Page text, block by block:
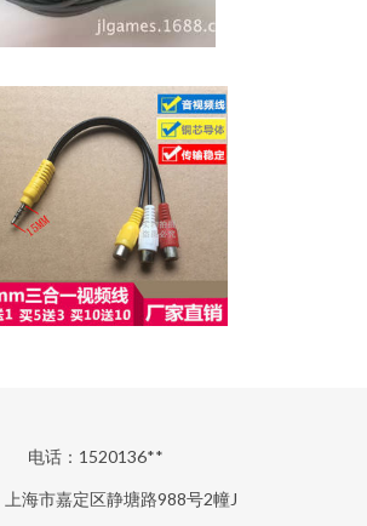
电话：1520136**
上海市嘉定区静塘路988号2幢J